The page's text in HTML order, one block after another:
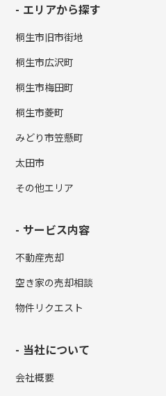
エリアから探す
桐生市旧市街地
桐生市広沢町
桐生市梅田町
桐生市菱町
みどり市笠懸町
太田市
その他エリア
サービス内容
不動産売却
空き家の売却相談
物件リクエスト
当社について
会社概要